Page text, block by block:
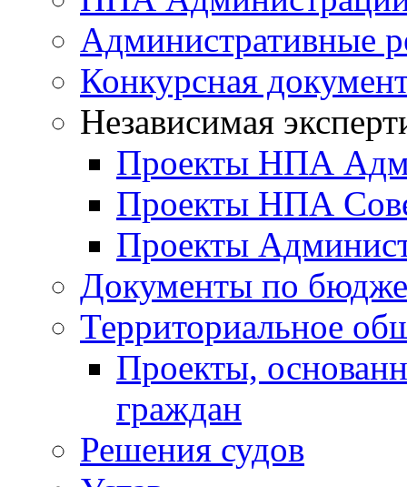
Административные
Конкурсная
Независимая
Проекты НПА
Проекты НПА
Проекты
Документы по
Территориальное
Проекты,
граждан
Решения судов